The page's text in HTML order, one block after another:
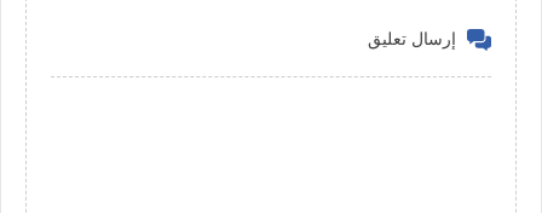
إرسال تعليق